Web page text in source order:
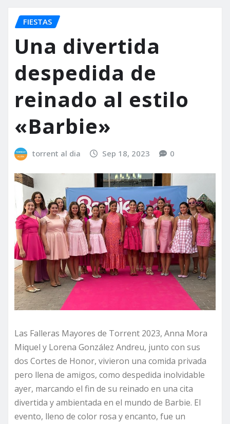
FIESTAS
Una divertida
despedida de
reinado al estilo
«Barbie»
torrent al dia Sep 18, 2023 0
Las Falleras Mayores de Torrent 2023, Anna Mora
Miquel y Lorena González Andreu, junto con sus
dos Cortes de Honor, vivieron una comida privada
pero llena de amigos, como despedida inolvidable
ayer, marcando el fin de su reinado en una cita
divertida y ambientada en el mundo de Barbie. El
evento, lleno de color rosa y encanto, fue un